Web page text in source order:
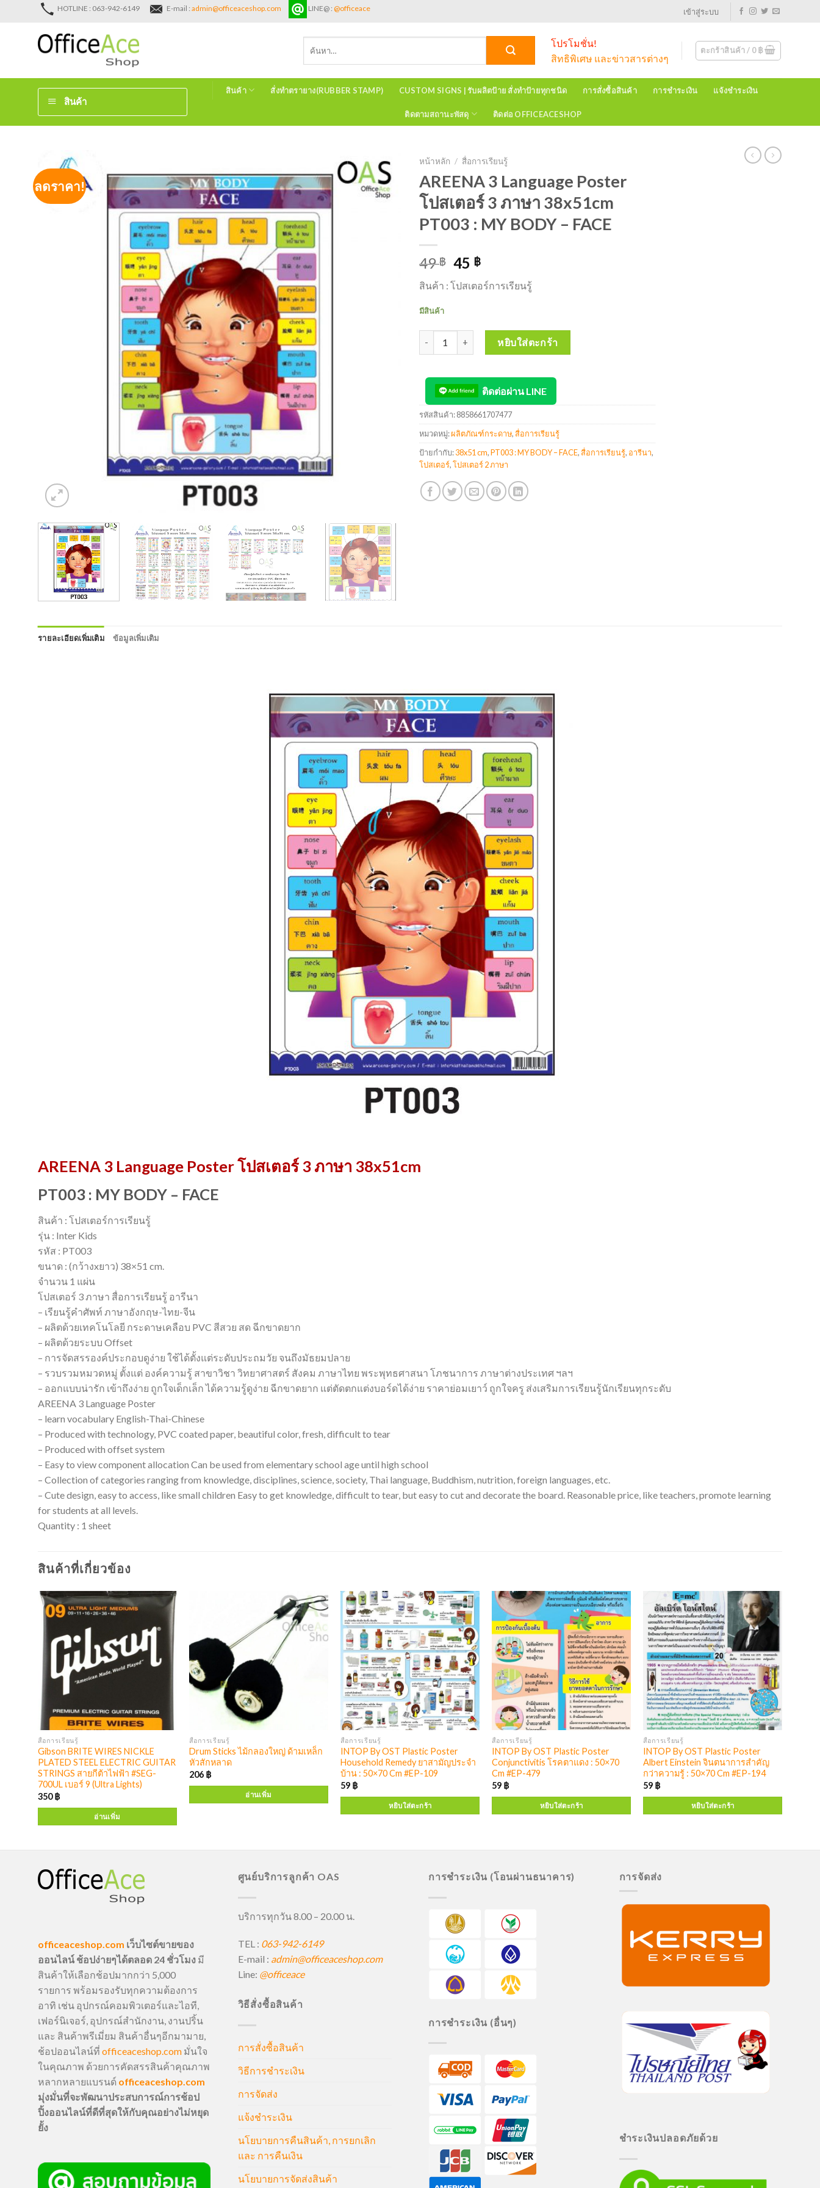
HOTLINE : 063-942-6149 E-mail : admin@officeaceshop.com LINE@ : @officeace เข้าสู่ระบบ
โปรโมชั่น!
สิทธิพิเศษ และข่าวสารต่างๆ
ตะกร้าสินค้า / 0฿
สินค้า
สินค้า สั่งทำตรายาง(RUBBER STAMP) CUSTOM SIGNS | รับผลิตป้าย สั่งทำป้ายทุกชนิด การสั่งซื้อสินค้า การชำระเงิน แจ้งชำระเงิน
ติดตามสถานะพัสดุ ติดต่อ OFFICEACESHOP
ลดราคา!
หน้าหลัก / สื่อการเรียนรู้
AREENA 3 Language Poster
โปสเตอร์ 3 ภาษา 38x51cm
PT003 : MY BODY – FACE
49฿ 45 ฿
สินค้า : โปสเตอร์การเรียนรู้
มีสินค้า
จำนวน AREENA 3 Language Poster โปสเตอร์ 3 ภาษา 38x51cm PT003 : MY BODY – FACE ชิ้น
หยิบใส่ตะกร้า
ติดต่อผ่าน LINE
รหัสสินค้า:8858661707477
หมวดหมู่:ผลิตภัณฑ์กระดาษ,สื่อการเรียนรู้
ป้ายกำกับ:38x51 cm,PT003 : MY BODY – FACE,สื่อการเรียนรู้, อารีนา,
โปสเตอร์,โปสเตอร์ 2 ภาษา
รายละเอียดเพิ่มเติม ข้อมูลเพิ่มเติม
AREENA 3 Language Poster โปสเตอร์ 3 ภาษา 38x51cm
PT003 : MY BODY – FACE
สินค้า : โปสเตอร์การเรียนรู้
รุ่น : Inter Kids
รหัส : PT003
ขนาด : (กว้างxยาว) 38×51 cm.
จำนวน 1 แผ่น
โปสเตอร์ 3 ภาษา สื่อการเรียนรู้ อารีนา
– เรียนรู้คำศัพท์ ภาษาอังกฤษ-ไทย-จีน
– ผลิตด้วยเทคโนโลยี กระดาษเคลือบ PVC สีสวย สด ฉีกขาดยาก
– ผลิตด้วยระบบ Offset
– การจัดสรรองค์ประกอบดูง่าย ใช้ได้ตั้งแต่ระดับประถมวัย จนถึงมัธยมปลาย
– รวบรวมหมวดหมู่ ตั้งแต่ องค์ความรู้ สาขาวิชา วิทยาศาสตร์ สังคม ภาษาไทย พระพุทธศาสนา โภชนาการ ภาษาต่างประเทศ ฯลฯ
– ออกแบบน่ารัก เข้าถึงง่าย ถูกใจเด็กเล็ก ได้ความรู้ดูง่าย ฉีกขาดยาก แต่ตัดตกแต่งบอร์ดได้ง่าย ราคาย่อมเยาว์ ถูกใจครู ส่งเสริมการเรียนรู้นักเรียนทุกระดับ
AREENA 3 Language Poster
– learn vocabulary English-Thai-Chinese
– Produced with technology, PVC coated paper, beautiful color, fresh, difficult to tear
– Produced with offset system
– Easy to view component allocation Can be used from elementary school age until high school
– Collection of categories ranging from knowledge, disciplines, science, society, Thai language, Buddhism, nutrition, foreign languages, etc.
– Cute design, easy to access, like small children Easy to get knowledge, difficult to tear, but easy to cut and decorate the board. Reasonable price, like teachers, promote learning
for students at all levels.
Quantity : 1 sheet
สินค้าที่เกี่ยวข้อง
สื่อการเรียนรู้
Gibson BRITE WIRES NICKLE
PLATED STEEL ELECTRIC GUITAR
STRINGS สายกีต้าไฟฟ้า #SEG-
700UL เบอร์ 9 (Ultra Lights)
350฿
อ่านเพิ่ม
สื่อการเรียนรู้
Drum Sticks ไม้กลองใหญ่ ด้ามเหล็ก
หัวสักหลาด
206 ฿
อ่านเพิ่ม
สื่อการเรียนรู้
INTOP By OST Plastic Poster
Household Remedy ยาสามัญประจำ
บ้าน : 50×70 Cm #EP-109
59 ฿
หยิบใส่ตะกร้า
สื่อการเรียนรู้
INTOP By OST Plastic Poster
Conjunctivitis โรคตาแดง : 50×70
Cm #EP-479
59 ฿
หยิบใส่ตะกร้า
สื่อการเรียนรู้
INTOP By OST Plastic Poster
Albert Einstein จินตนาการสำคัญ
กว่าความรู้ : 50×70 Cm #EP-194
59 ฿
หยิบใส่ตะกร้า
officeaceshop.com เว็บไซต์ขายของ
ออนไลน์ ช้อปง่ายๆได้ตลอด 24 ชั่วโมง มี
สินค้าให้เลือกช้อปมากกว่า 5,000
รายการ พร้อมรองรับทุกความต้องการ
อาทิ เช่น อุปกรณ์คอมพิวเตอร์และไอที,
เฟอร์นิเจอร์, อุปกรณ์สำนักงาน, งานปริ้น
และ สินค้าพรีเมี่ยม สินค้าอื่นๆอีกมามาย,
ช้อปออนไลน์ที่ officeaceshop.com มั่นใจ
ในคุณภาพ ด้วยการคัดสรรสินค้าคุณภาพ
หลากหลายแบรนด์ officeaceshop.com
มุ่งมั่นที่จะพัฒนาประสบการณ์การช้อป
ปิ้งออนไลน์ที่ดีที่สุดให้กับคุณอย่างไม่หยุด
ยั้ง
ศูนย์บริการลูกค้า OAS
บริการทุกวัน 8.00 – 20.00 น.
TEL : 063-942-6149
E-mail : admin@officeaceshop.com
Line: @officeace
วิธีสั่งซื้อสินค้า
การสั่งซื้อสินค้า
วิธีการชำระเงิน
การจัดส่ง
แจ้งชำระเงิน
นโยบายการคืนสินค้า, การยกเลิก
และ การคืนเงิน
นโยบายการจัดส่งสินค้า
การชำระเงิน (โอนผ่านธนาคาร)
การชำระเงิน (อื่นๆ)
การจัดส่ง
ชำระเงินปลอดภัยด้วย